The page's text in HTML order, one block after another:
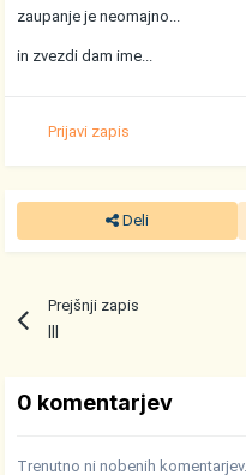
zaupanje je neomajno...
in zvezdi dam ime...
Prijavi zapis
Deli
Prejšnji zapis
0 komentarjev
Trenutno ni nobenih komentarjev.